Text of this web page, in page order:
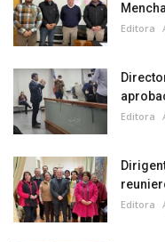
Editora
Editora
Editora